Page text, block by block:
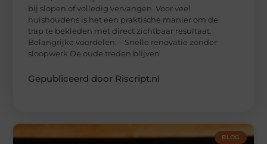
bij slopen of volledig vervangen. Voor veel
huishoudens is het een praktische manier om de
trap te bekleden met direct zichtbaar resultaat.
Belangrijke voordelen: – Snelle renovatie zonder
sloopwerk De oude treden blijven
Gepubliceerd door Riscript.nl
BLOG